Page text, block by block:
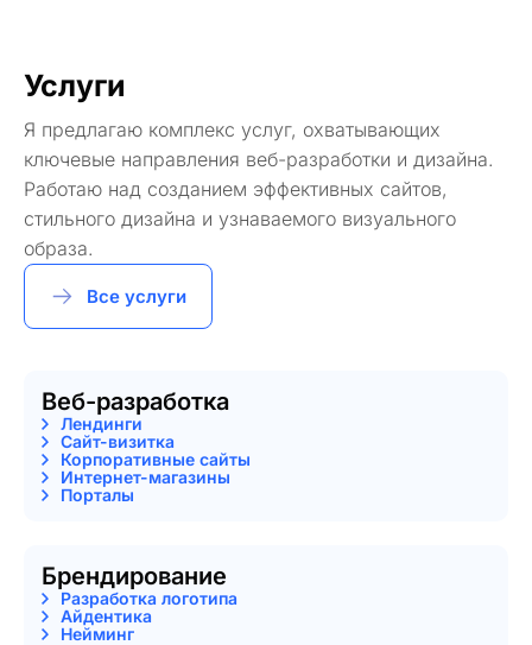
Услуги
Я предлагаю комплекс услуг, охватывающих
ключевые направления веб-разработки и дизайна.
Работаю над созданием эффективных сайтов,
стильного дизайна и узнаваемого визуального
образа.
Все услуги
Веб-разработка
Лендинги
Сайт-визитка
Корпоративные сайты
Интернет-магазины
Порталы
Брендирование
Разработка логотипа
Айдентика
Нейминг